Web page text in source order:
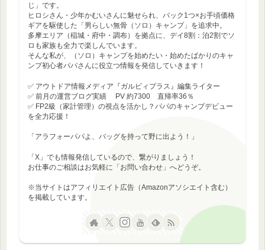
じ」です。
ヒロシさん・少年かむいさんに魅せられ、バック1つ×お手頃価格
ギアを駆使した「男らしい無骨（ソロ）キャンプ」を追求中。
多摩エリア（稲城・府中・調布）を拠点に、デイ8割：泊2割でソ
ロも家族も全力で楽しんでいます。
そんな私が、（ソロ）キャンプを始めたい・始めたばかりのキャ
ンプ初心者パパさんに役立つ情報を発信していきます！
✅ アウトドア情報メディア『ガルビィプラス』編集ライター
✅ 前月の運営ブログ実績 PV 約7300 直帰率36％
✅ FP2級（家計管理）の視点を活かし？パパのキャンプデビュー
を全力応援！
「アラフォーパパよ、バッグを持って野に出よう！」
「X」でも情報発信しているので、繋がりましょう！
お仕事のご相談はお気軽に「お問い合わせ」へどうぞ。
※当サイトはアフィリエイト広告（Amazonアソシエイト含む）
を掲載しています。